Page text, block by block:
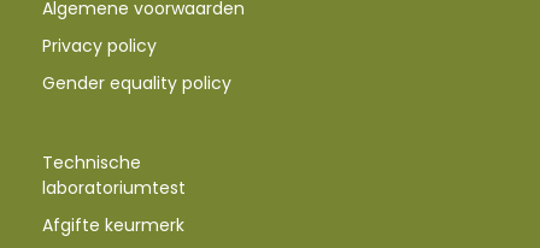
Algemene voorwaarden
Privacy policy
Gender equality policy
Technische
laboratoriumtest
Afgifte keurmerk